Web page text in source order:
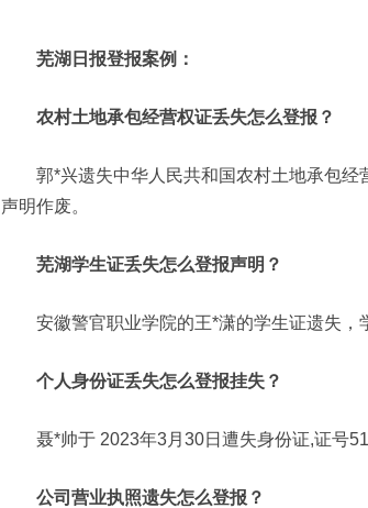
芜湖日报登报案例：
农村土地承包经营权证丢失怎么登报？
郭*兴遗失中华人民共和国农村土地承包经
声明作废。
芜湖学生证丢失怎么登报声明？
安徽警官职业学院的王*潇的学生证遗失，
个人身份证丢失怎么登报挂失？
聂*帅于 2023年3月30日遭失身份证,证号
公司营业执照遗失怎么登报？